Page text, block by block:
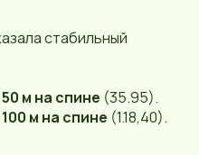
стабильный
50 м на спине (35.95).
100 м на спине (1.18,40).